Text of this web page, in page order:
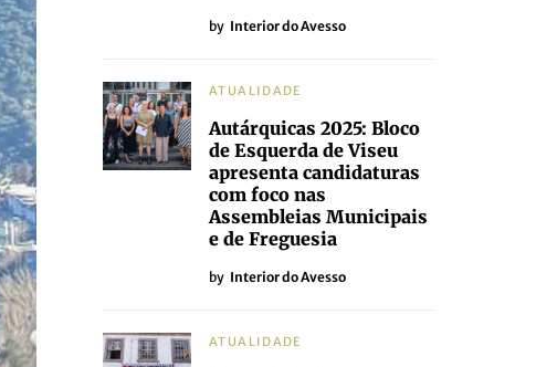
by Interior do Avesso
ATUALIDADE
Autárquicas 2025: Bloco
de Esquerda de Viseu
apresenta candidaturas
com foco nas
Assembleias Municipais
e de Freguesia
by Interior do Avesso
ATUALIDADE